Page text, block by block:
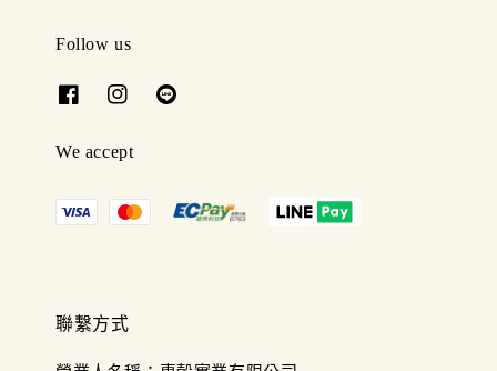
Follow us
We accept
聯繫方式